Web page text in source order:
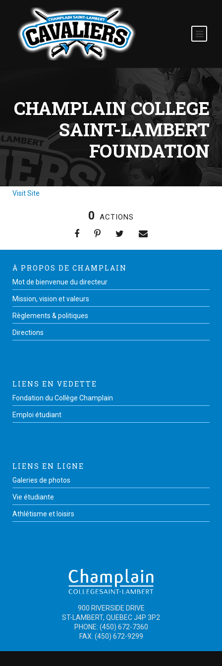
CHAMPLAIN COLLEGE
SAINT-LAMBERT
FOUNDATION
Visit Site
0 ACTIONS
À PROPOS DE CHAMPLAIN
Mot de bienvenue du directeur
Mission, vision et valeurs
Règlements & politiques
Directions
LIENS EN VEDETTE
Fondation du Collège Champlain
Emploi étudiant
LIENS EN LIGNE
Galeries de photos
Vie étudiante
Athlétisme et loisirs
900 RIVERSIDE DRIVE
ST-LAMBERT, QUEBEC J4P 3P2
PHONE: (450) 672-7360
FAX: (450) 672-9299